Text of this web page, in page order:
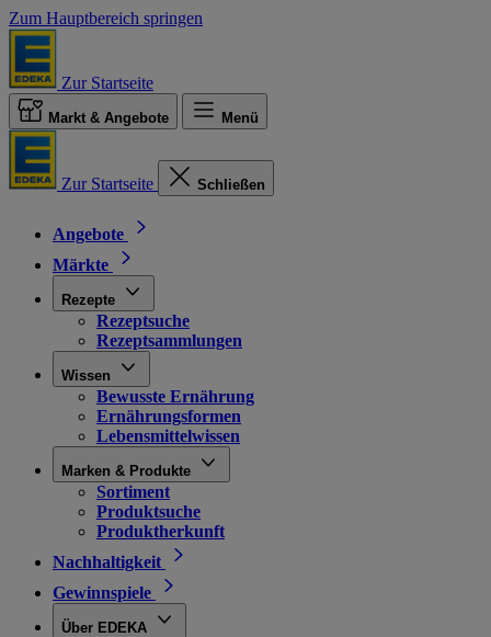
Zum Hauptbereich springen
Zur Startseite
Markt & Angebote Menü
Zur Startseite Schließen
Angebote
Märkte
Rezepte
Rezeptsuche
Rezeptsammlungen
Wissen
Bewusste Ernährung
Ernährungsformen
Lebensmittelwissen
Marken & Produkte
Sortiment
Produktsuche
Produktherkunft
Nachhaltigkeit
Gewinnspiele
Über EDEKA